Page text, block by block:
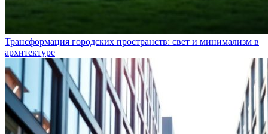
Трансформация городских пространств: свет и минимализм в
архитектуре